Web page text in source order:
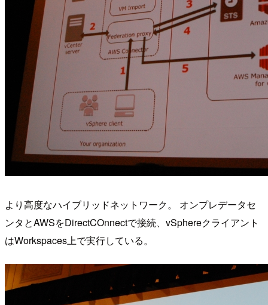
より高度なハイブリッドネットワーク。 オンプレデータセ
ンタとAWSをDirectCOnnectで接続、vSphereクライアント
はWorkspaces上で実行している。